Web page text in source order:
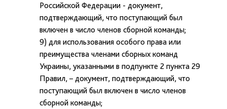
Российской Федерации - документ,
подтверждающий, что поступающий был
включен в число членов сборной команды;
9) для использования особого права или
преимущества членами сборных команд
Украины, указанными в подпункте 2 пункта 29
Правил, – документ, подтверждающий, что
поступающий был включен в число членов
сборной команды;